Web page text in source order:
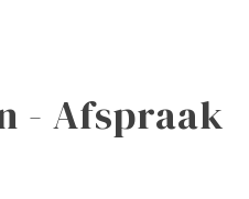
- Afspraak